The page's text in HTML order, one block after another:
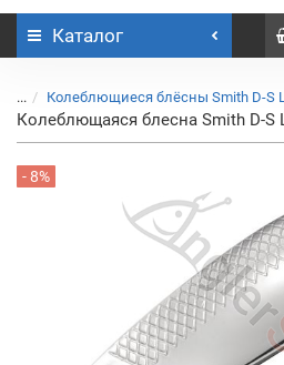
Каталог
... Колеблющиеся блёсны Smith D-S
Колеблющаяся блесна Smith D-S
- 8%